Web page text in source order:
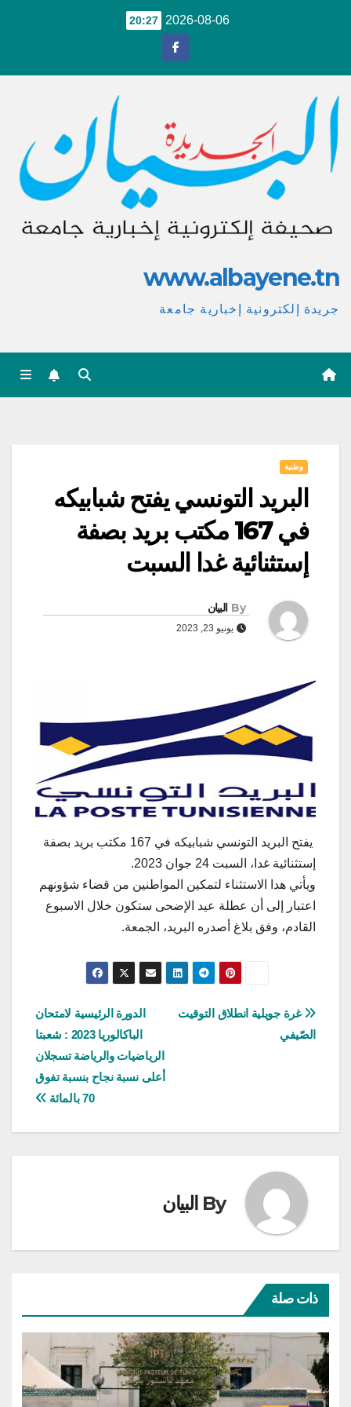
2026-08-06
20:27
www.albayene.tn
جريدة إلكترونية إخبارية جامعة
وطنية
البريد التونسي يفتح شبابيكه
في 167 مكتب بريد بصفة
إستثنائية غدا السبت
By البيان
يونيو 23, 2023
يفتح البريد التونسي شبابيكه في 167 مكتب بريد بصفة
إستثنائية غدا، السبت 24 جوان 2023.
ويأتي هدا الاستثناء لتمكين المواطنين من قضاء شؤونهم
اعتبار إلى أن عطلة عيد الإضحى ستكون خلال الاسبوع
القادم، وفق بلاغ أصدره البريد، الجمعة.
تصفّح
المقالات
الدورة الرئيسية لامتحان
الباكالوريا 2023 : شعبتا
الرياضيات والرياضة تسجلان
أعلى نسبة نجاح بنسبة تفوق
70 بالمائة
غرة جويلية انطلاق التوقيت
الصّيفي
By البيان
ذات صلة